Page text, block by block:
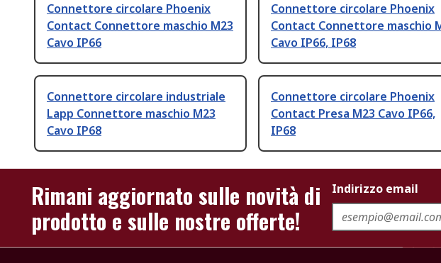
Connettore circolare Phoenix
Contact Connettore maschio M23
Cavo IP66
Connettore circolare Phoenix
Contact Connettore maschio
Cavo IP66, IP68
Connettore circolare industriale
Lapp Connettore maschio M23
Cavo IP68
Connettore circolare Phoenix
Contact Presa M23 Cavo IP66,
IP68
Rimani aggiornato sulle novità di
prodotto e sulle nostre offerte!
Indirizzo email